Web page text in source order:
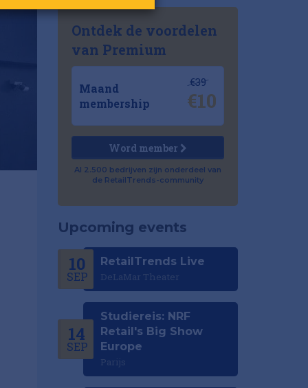
Ontdek de voordelen
van Premium
Maand
membership
€39
€10
Word member
Al 2.500 bedrijven zijn onderdeel van
de RetailTrends-community
Upcoming events
10
SEP
RetailTrends Live
DeLaMar Theater
14
SEP
Studiereis: NRF
Retail's Big Show
Europe
Parijs